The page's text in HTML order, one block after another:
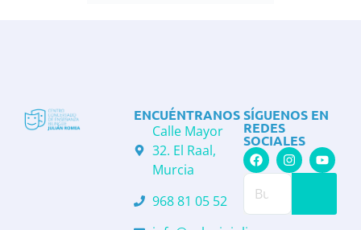
ENCUÉNTRANOS
Calle Mayor
32. El Raal,
Murcia
968 81 05 52
SÍGUENOS EN
REDES
SOCIALES